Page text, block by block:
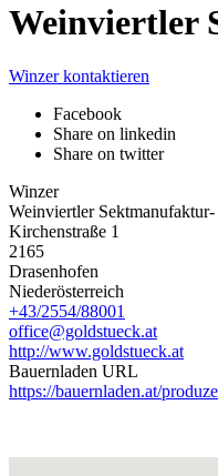
Weinviertler
Winzer kontaktieren
Facebook
Share on linkedin
Share on twitter
Winzer
Weinviertler
Kirchenstraße 1
2165
Drasenhofen
Niederösterreich
+43/2554/88001
office@goldstueck.at
http://www.goldstueck.at
Bauernladen URL
https://bauernladen.at/